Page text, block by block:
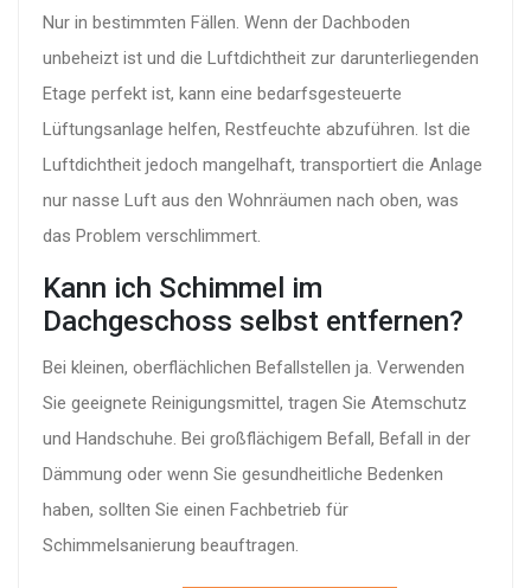
Nur in bestimmten Fällen. Wenn der Dachboden
unbeheizt ist und die Luftdichtheit zur darunterliegenden
Etage perfekt ist, kann eine bedarfsgesteuerte
Lüftungsanlage helfen, Restfeuchte abzuführen. Ist die
Luftdichtheit jedoch mangelhaft, transportiert die Anlage
nur nasse Luft aus den Wohnräumen nach oben, was
das Problem verschlimmert.
Kann ich Schimmel im
Dachgeschoss selbst entfernen?
Bei kleinen, oberflächlichen Befallstellen ja. Verwenden
Sie geeignete Reinigungsmittel, tragen Sie Atemschutz
und Handschuhe. Bei großflächigem Befall, Befall in der
Dämmung oder wenn Sie gesundheitliche Bedenken
haben, sollten Sie einen Fachbetrieb für
Schimmelsanierung beauftragen.